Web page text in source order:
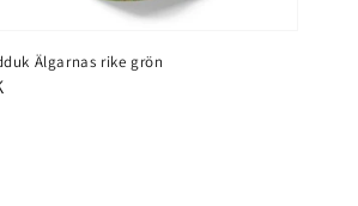
Älgarnas rike grön